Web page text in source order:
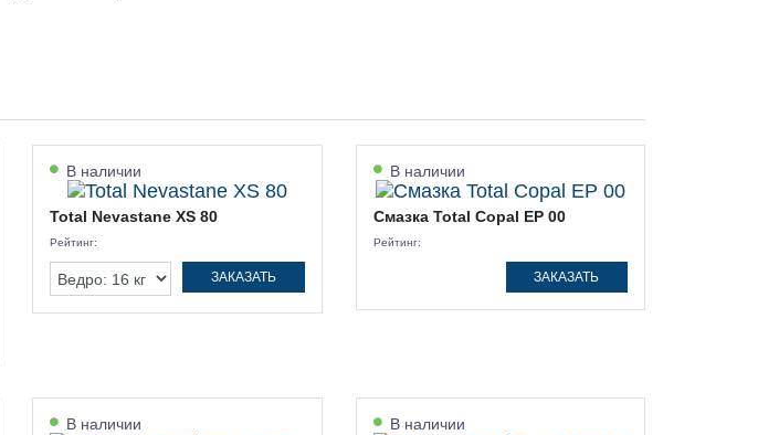
В наличии
Total Nevastane XS 80
Рейтинг:
ЗАКАЗАТЬ
В наличии
Смазка Total Copal EP 00
Рейтинг:
ЗАКАЗАТЬ
В наличии В наличии